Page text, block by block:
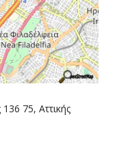
75, Αττικής